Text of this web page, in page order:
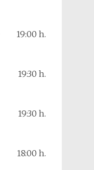
19:00 h.
19:30 h.
19:30 h.
18:00 h.